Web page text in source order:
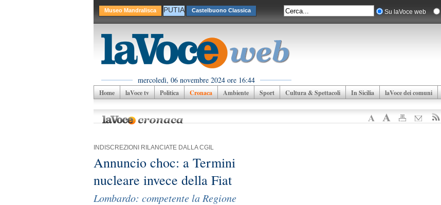
Museo Mandralisca PUTIA Castelbuono Classica Su laVoce web
mercoledì, 06 novembre 2024 ore 16:44
Home laVoce tv Politica Cronaca Ambiente Sport Cultura & Spettacoli In Sicilia laVoce dei comuni
INDISCREZIONI RILANCIATE DALLA CGIL
Annuncio choc: a Termini
nucleare invece della Fiat
Lombardo: competente la Regione